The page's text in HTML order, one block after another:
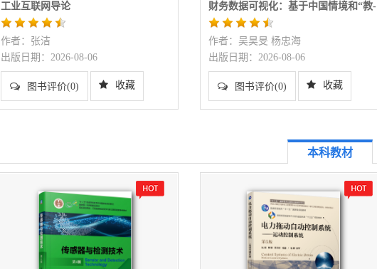
工业互联网导论
作者：张洁
出版日期：2026-08-06
图书评价(0) 收藏
财务数据可视化：基于中国情境和“教-
研-学”互动的案例分析
作者：吴昊旻 杨忠海
出版日期：2026-08-06
图书评价(0) 收藏
本科教材